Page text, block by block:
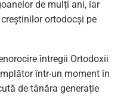
de mulți ani, iar
ortodocși pe
întregii Ortodoxii
într-un moment în
de tânăra generație